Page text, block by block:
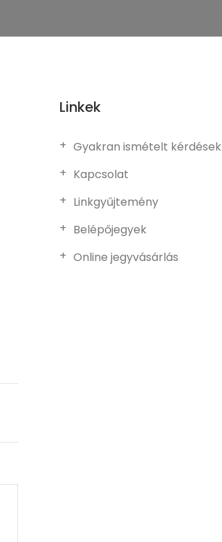
Linkek
Gyakran ismételt kérdések
Kapcsolat
Linkgyűjtemény
Belépőjegyek
Online jegyvásárlás